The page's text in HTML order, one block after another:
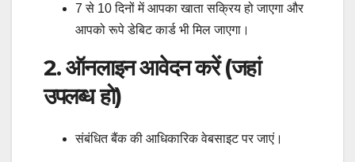
7 से 10 दिनों में आपका खाता सक्रिय हो जाएगा और
आपको रूपे डेबिट कार्ड भी मिल जाएगा।
2. ऑनलाइन आवेदन करें (जहां
उपलब्ध हो)
संबंधित बैंक की आधिकारिक वेबसाइट पर जाएं।